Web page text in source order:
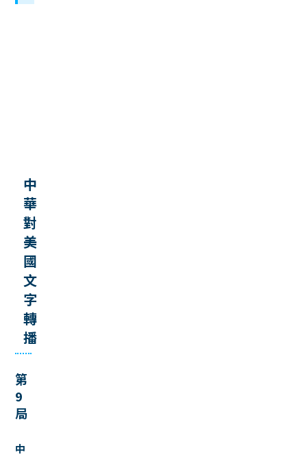
中
華
對
美
國
文
字
轉
播
第
9
局
中